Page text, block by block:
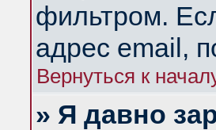
фильтром.
адрес email,
Вернуться к
» Я давно